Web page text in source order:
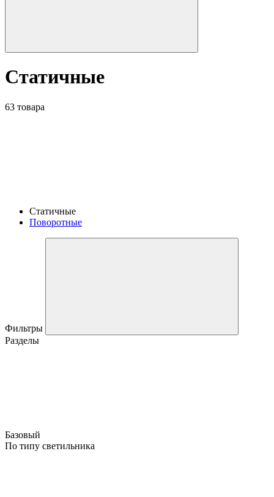
Статичные
63 товара
Статичные
Поворотные
Фильтры
Разделы
Базовый
По типу светильника